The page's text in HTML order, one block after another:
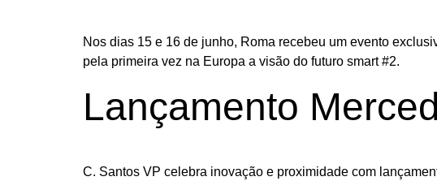
Nos dias 15 e 16 de junho, Roma recebeu um evento
pela primeira vez na Europa a visão do futuro smart #2.
Lançamento
C. Santos VP celebra inovação e proximidade com